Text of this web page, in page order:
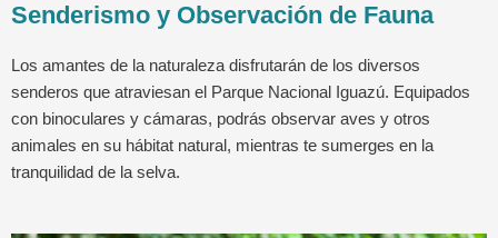
Senderismo y Observación de Fauna
Los amantes de la naturaleza disfrutarán de los diversos
senderos que atraviesan el Parque Nacional Iguazú. Equipados
con binoculares y cámaras, podrás observar aves y otros
animales en su hábitat natural, mientras te sumerges en la
tranquilidad de la selva.